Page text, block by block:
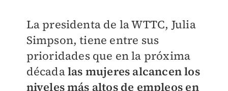
La presidenta de la WTTC, Julia
Simpson, tiene entre sus
prioridades que en la próxima
décadalas mujeres alcancen los
niveles más altos de empleos en